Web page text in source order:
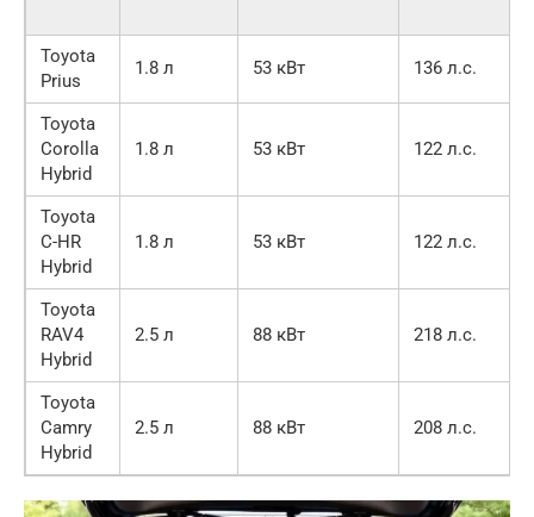
Toyota
Prius
1.8 л 53 кВт 136 л.с.
Toyota
Corolla
Hybrid
1.8 л 53 кВт 122 л.с.
Toyota
C-HR
Hybrid
1.8 л 53 кВт 122 л.с.
Toyota
RAV4
Hybrid
2.5 л 88 кВт 218 л.с.
Toyota
Camry
Hybrid
2.5 л 88 кВт 208 л.с.